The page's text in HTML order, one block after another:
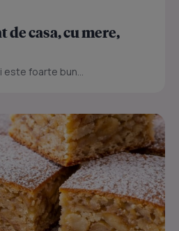
casa, cu mere,
este foarte bun...